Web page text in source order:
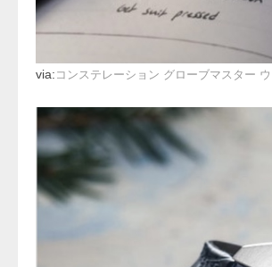
via: コンステレーション グローブマスター